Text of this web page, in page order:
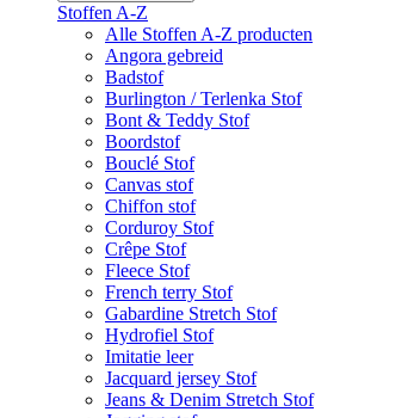
Stoffen A-Z
Alle Stoffen A-Z producten
Angora gebreid
Badstof
Burlington / Terlenka Stof
Bont & Teddy Stof
Boordstof
Bouclé Stof
Canvas stof
Chiffon stof
Corduroy Stof
Crêpe Stof
Fleece Stof
French terry Stof
Gabardine Stretch Stof
Hydrofiel Stof
Imitatie leer
Jacquard jersey Stof
Jeans & Denim Stretch Stof